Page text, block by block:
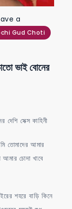
Gud Choti
a
ভাই বোনের
সেক্স কাহিনী
তোমাদের আমার
চোদা খাবে
শহরে বাড়ি কিনে